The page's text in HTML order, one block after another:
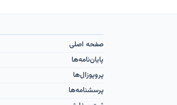
صفحه اصلی
پایان‌نامه‌ها
پروپوزال‌ها
پرسشنامه‌ها